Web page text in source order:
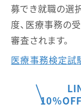
募でき就職の選
度、医療事務の
審査されます。
医療事務検定試
10%OFF